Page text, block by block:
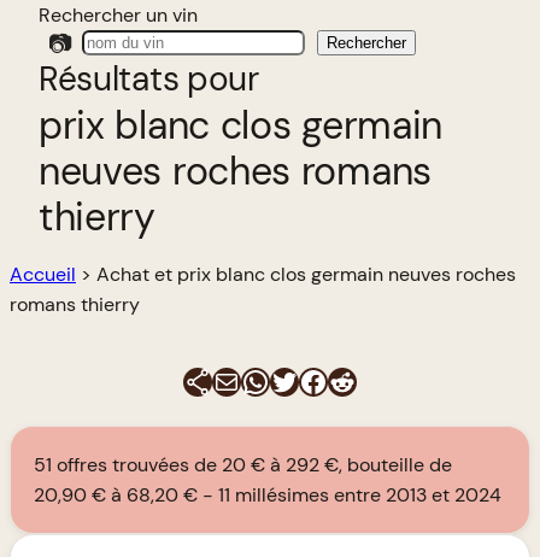
Rechercher un vin
📷 Rechercher
Résultats pour
prix blanc clos germain
neuves roches romans
thierry
Accueil > Achat et prix blanc clos germain neuves roches
romans thierry
E-mailWhatsApp
Twitter
Facebook
Reddit
51 offres trouvées de 20 € à 292 €, bouteille de
20,90 € à 68,20 €
11 millésimes entre 2013 et 2024